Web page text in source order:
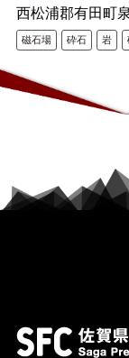
西松浦郡有田町
磁石場 砕石 岩